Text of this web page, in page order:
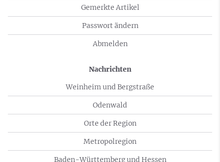
Gemerkte Artikel
Passwort ändern
Abmelden
Nachrichten
Weinheim und Bergstraße
Odenwald
Orte der Region
Metropolregion
Baden-Württemberg und Hessen